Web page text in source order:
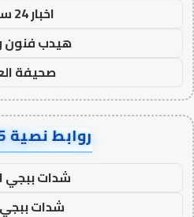
اخبار 24 ساعة
هيدب فنون
صحيفة
روابط نصية AA49895
شدات ببجي
شدات ببجي